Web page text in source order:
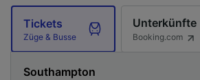
Tickets
Züge & Busse
Unterkünfte
Booking.com